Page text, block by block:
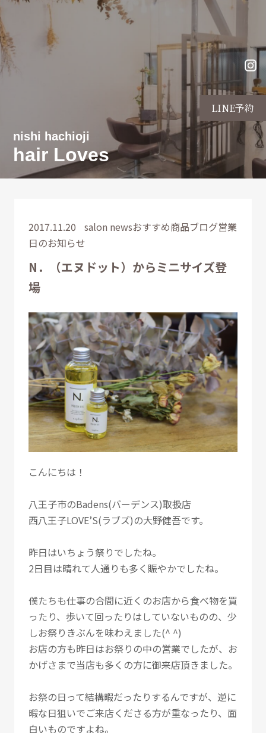
LINE予約
nishi hachioji
hair Loves
2017.11.20 salon newsおすすめ商品ブログ営業
日のお知らせ
N．（エヌドット）からミニサイズ登
場
こんにちは！
八王子市のBadens(バーデンス)取扱店
西八王子LOVE’S(ラブズ)の大野健吾です。
昨日はいちょう祭りでしたね。
2日目は晴れて人通りも多く賑やかでしたね。
僕たちも仕事の合間に近くのお店から食べ物を買
ったり、歩いて回ったりはしていないものの、少
しお祭りきぶんを味わえました(^ ^)
お店の方も昨日はお祭りの中の営業でしたが、お
かげさまで当店も多くの方に御来店頂きました。
お祭の日って結構暇だったりするんですが、逆に
暇な日狙いでご来店くださる方が重なったり、面
白いものですよね。